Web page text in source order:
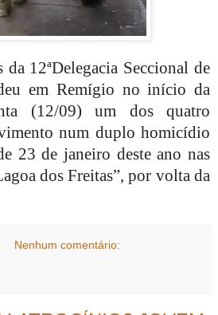
12ªDelegacia Seccional de
em Remígio no início da
(12/09) um dos quatro
num duplo homicídio
23 de janeiro deste ano nas
dos Freitas”, por volta da
Nenhum comentário: